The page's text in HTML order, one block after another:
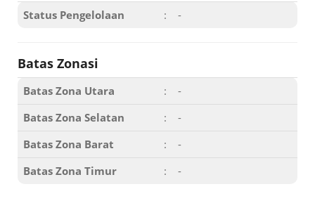
Status Pengelolaan : -
Batas Zonasi
Batas Zona Utara :
-
Batas Zona Selatan
:
-
Batas Zona Barat
:
-
Batas Zona Timur
: -